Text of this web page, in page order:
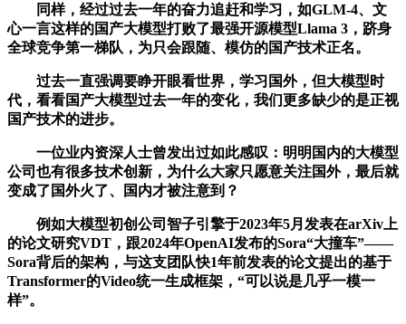
同样，经过过去一年的奋力追赶和学习，如GLM-4、文
心一言这样的国产大模型打败了最强开源模型Llama 3，跻身
全球竞争第一梯队，为只会跟随、模仿的国产技术正名。
过去一直强调要睁开眼看世界，学习国外，但大模型时
代，看看国产大模型过去一年的变化，我们更多缺少的是正视
国产技术的进步。
一位业内资深人士曾发出过如此感叹：明明国内的大模型
公司也有很多技术创新，为什么大家只愿意关注国外，最后就
变成了国外火了、国内才被注意到？
例如大模型初创公司智子引擎于2023年5月发表在arXiv上
的论文研究VDT，跟2024年OpenAI发布的Sora“大撞车”——
Sora背后的架构，与这支团队快1年前发表的论文提出的基于
Transformer的Video统一生成框架，“可以说是几乎一模一
样”。